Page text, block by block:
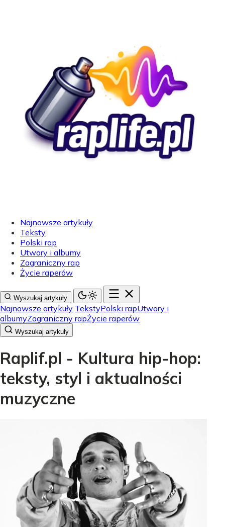
Najnowsze artykuły
Teksty
Polski rap
Utwory i albumy
Zagraniczny rap
Życie raperów
Wyszukaj artykuły
Najnowsze artykuły TekstyPolski rapUtwory i
albumyZagraniczny rapŻycie raperów
Wyszukaj artykuły
Raplif.pl - Kultura hip-hop:
teksty, styl i aktualności
muzyczne